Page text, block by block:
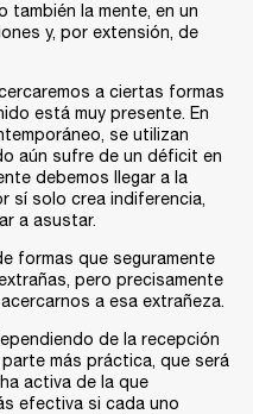
también la mente, en un
y, por extensión, de
a ciertas formas
está muy presente. En
se utilizan
aún sufre de un déficit en
debemos llegar a la
sí solo crea indiferencia,
a asustar.
formas que seguramente
pero precisamente
a esa extrañeza.
de la recepción
más práctica, que será
activa de la que
efectiva si cada uno